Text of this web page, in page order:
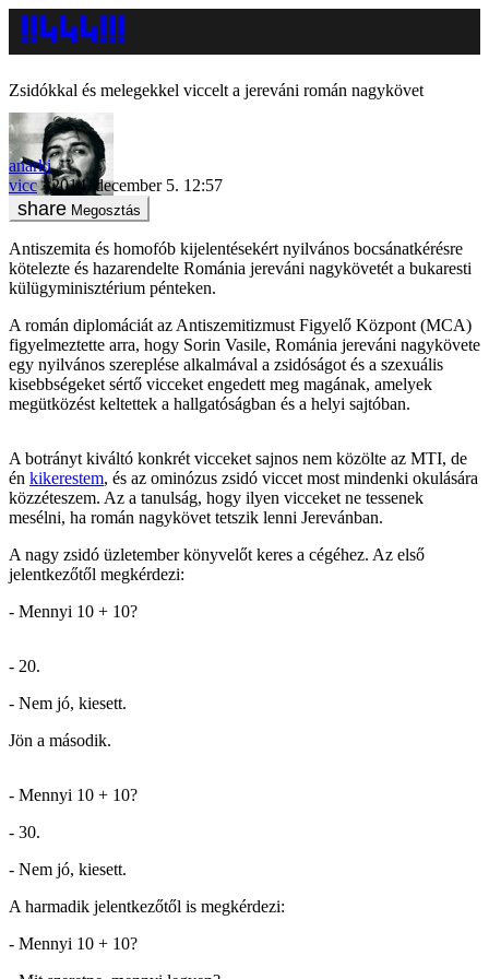
Zsidókkal és melegekkel viccelt a jereváni román nagykövet
anarki
vicc
2014. december 5. 12:57
Megosztás
Antiszemita és homofób kijelentésekért nyilvános bocsánatkérésre
kötelezte és hazarendelte Románia jereváni nagykövetét a bukaresti
külügyminisztérium pénteken.
A román diplomáciát az Antiszemitizmust Figyelő Központ (MCA)
figyelmeztette arra, hogy Sorin Vasile, Románia jereváni nagykövete
egy nyilvános szereplése alkalmával a zsidóságot és a szexuális
kisebbségeket sértő vicceket engedett meg magának, amelyek
megütközést keltettek a hallgatóságban és a helyi sajtóban.
A botrányt kiváltó konkrét vicceket sajnos nem közölte az MTI, de
én kikerestem, és az ominózus zsidó viccet most mindenki okulására
közzéteszem. Az a tanulság, hogy ilyen vicceket ne tessenek
mesélni, ha román nagykövet tetszik lenni Jerevánban.
A nagy zsidó üzletember könyvelőt keres a cégéhez. Az első
jelentkezőtől megkérdezi:
- Mennyi 10 + 10?
- 20.
- Nem jó, kiesett.
Jön a második.
- Mennyi 10 + 10?
- 30.
- Nem jó, kiesett.
A harmadik jelentkezőtől is megkérdezi:
- Mennyi 10 + 10?